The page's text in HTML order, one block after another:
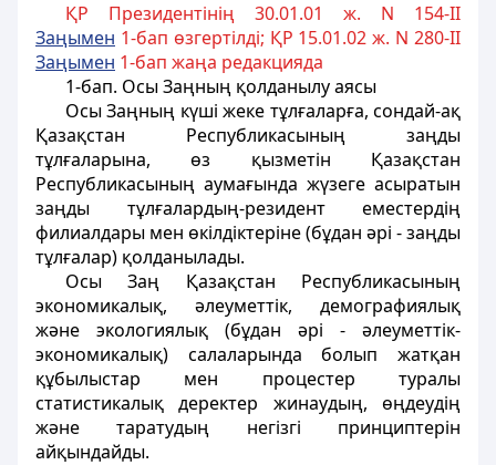
ҚР Президентінің 30.01.01 ж. N 154-II
Заңымен 1-бап өзгертілді; ҚР 15.01.02 ж. N 280-II
Заңымен 1-бап жаңа редакцияда
1-бап. Осы Заңның қолданылу аясы
Осы Заңның күшi жеке тұлғаларға, сондай-ақ
Қазақстан Республикасының заңды
тұлғаларына, өз қызметiн Қазақстан
Республикасының аумағында жүзеге асыратын
заңды тұлғалардың-резидент еместердiң
филиалдары мен өкiлдiктерiне (бұдан әрi - заңды
тұлғалар) қолданылады.
Осы Заң Қазақстан Республикасының
экономикалық, әлеуметтiк, демографиялық
және экологиялық (бұдан әрi - әлеуметтiк-
экономикалық) салаларында болып жатқан
құбылыстар мен процестер туралы
статистикалық деректер жинаудың, өңдеудiң
және таратудың негiзгi принциптерiн
айқындайды.